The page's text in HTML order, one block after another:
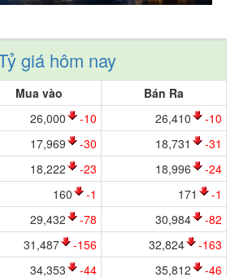
giá hôm nay
Mua vào Bán Ra
26,000 -10 26,410 -10
17,969 -30 18,731 -31
18,222 -23 18,996 -24
160 -1 171 -1
29,432 -78 30,984 -82
31,487 -156 32,824 -163
34,353 -44 35,812 -46